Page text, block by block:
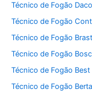
Técnico de Fogão
Técnico de Fogão
Técnico de Fogão
Técnico de Fogão
Técnico de Fogão
Técnico de Fogão